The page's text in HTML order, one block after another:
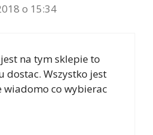
o 15:34
na tym sklepie to
dostac. Wszystko jest
wiadomo co wybierac